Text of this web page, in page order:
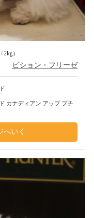
2kg）
ビション・フリーゼ
カナディアン アップ プチ